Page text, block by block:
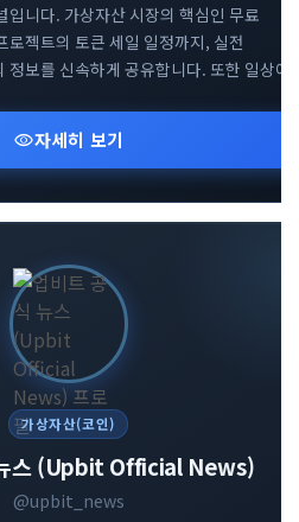
입니다. 가상자산 시장의 핵심인 무료
로젝트의 토큰 세일 일정까지, 실전
정보를 신속하게 공유합니다. 또한 일상에
현명한 크립토 투자를 시작하고 싶다면
visibility자세히 보기
가상자산(코인)
스 (Upbit Official News)
@upbit_news